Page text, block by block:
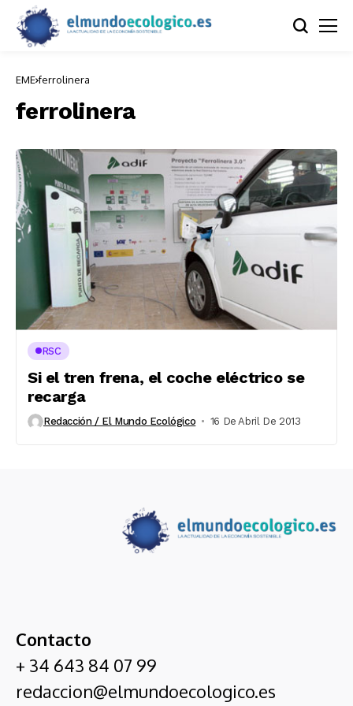
EME ferrolinera
ferrolinera
RSC
Si el tren frena, el coche eléctrico se
recarga
Redacción / El Mundo Ecológico 16 De Abril De 2013
Contacto
+ 34 643 84 07 99
redaccion@elmundoecologico.es